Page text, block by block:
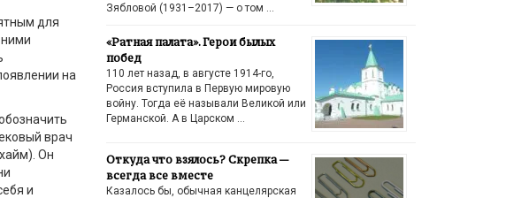
для
ними
на
врач
Он
и
Зябловой (1931–2017) — о том …
«Ратная палата». Герои былых
побед
110 лет назад, в августе 1914-го,
Россия вступила в Первую мировую
войну. Тогда её называли Великой или
Германской. А в Царском …
Откуда что взялось? Скрепка —
всегда все вместе
Казалось бы, обычная канцелярская